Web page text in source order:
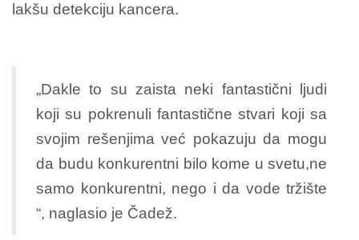
lakšu detekciju kancera.
„Dakle to su zaista neki fantastični ljudi
koji su pokrenuli fantastične stvari koji sa
svojim rešenjima već pokazuju da mogu
da budu konkurentni bilo kome u svetu,ne
samo konkurentni, nego i da vode tržište
“, naglasio je Čadež.